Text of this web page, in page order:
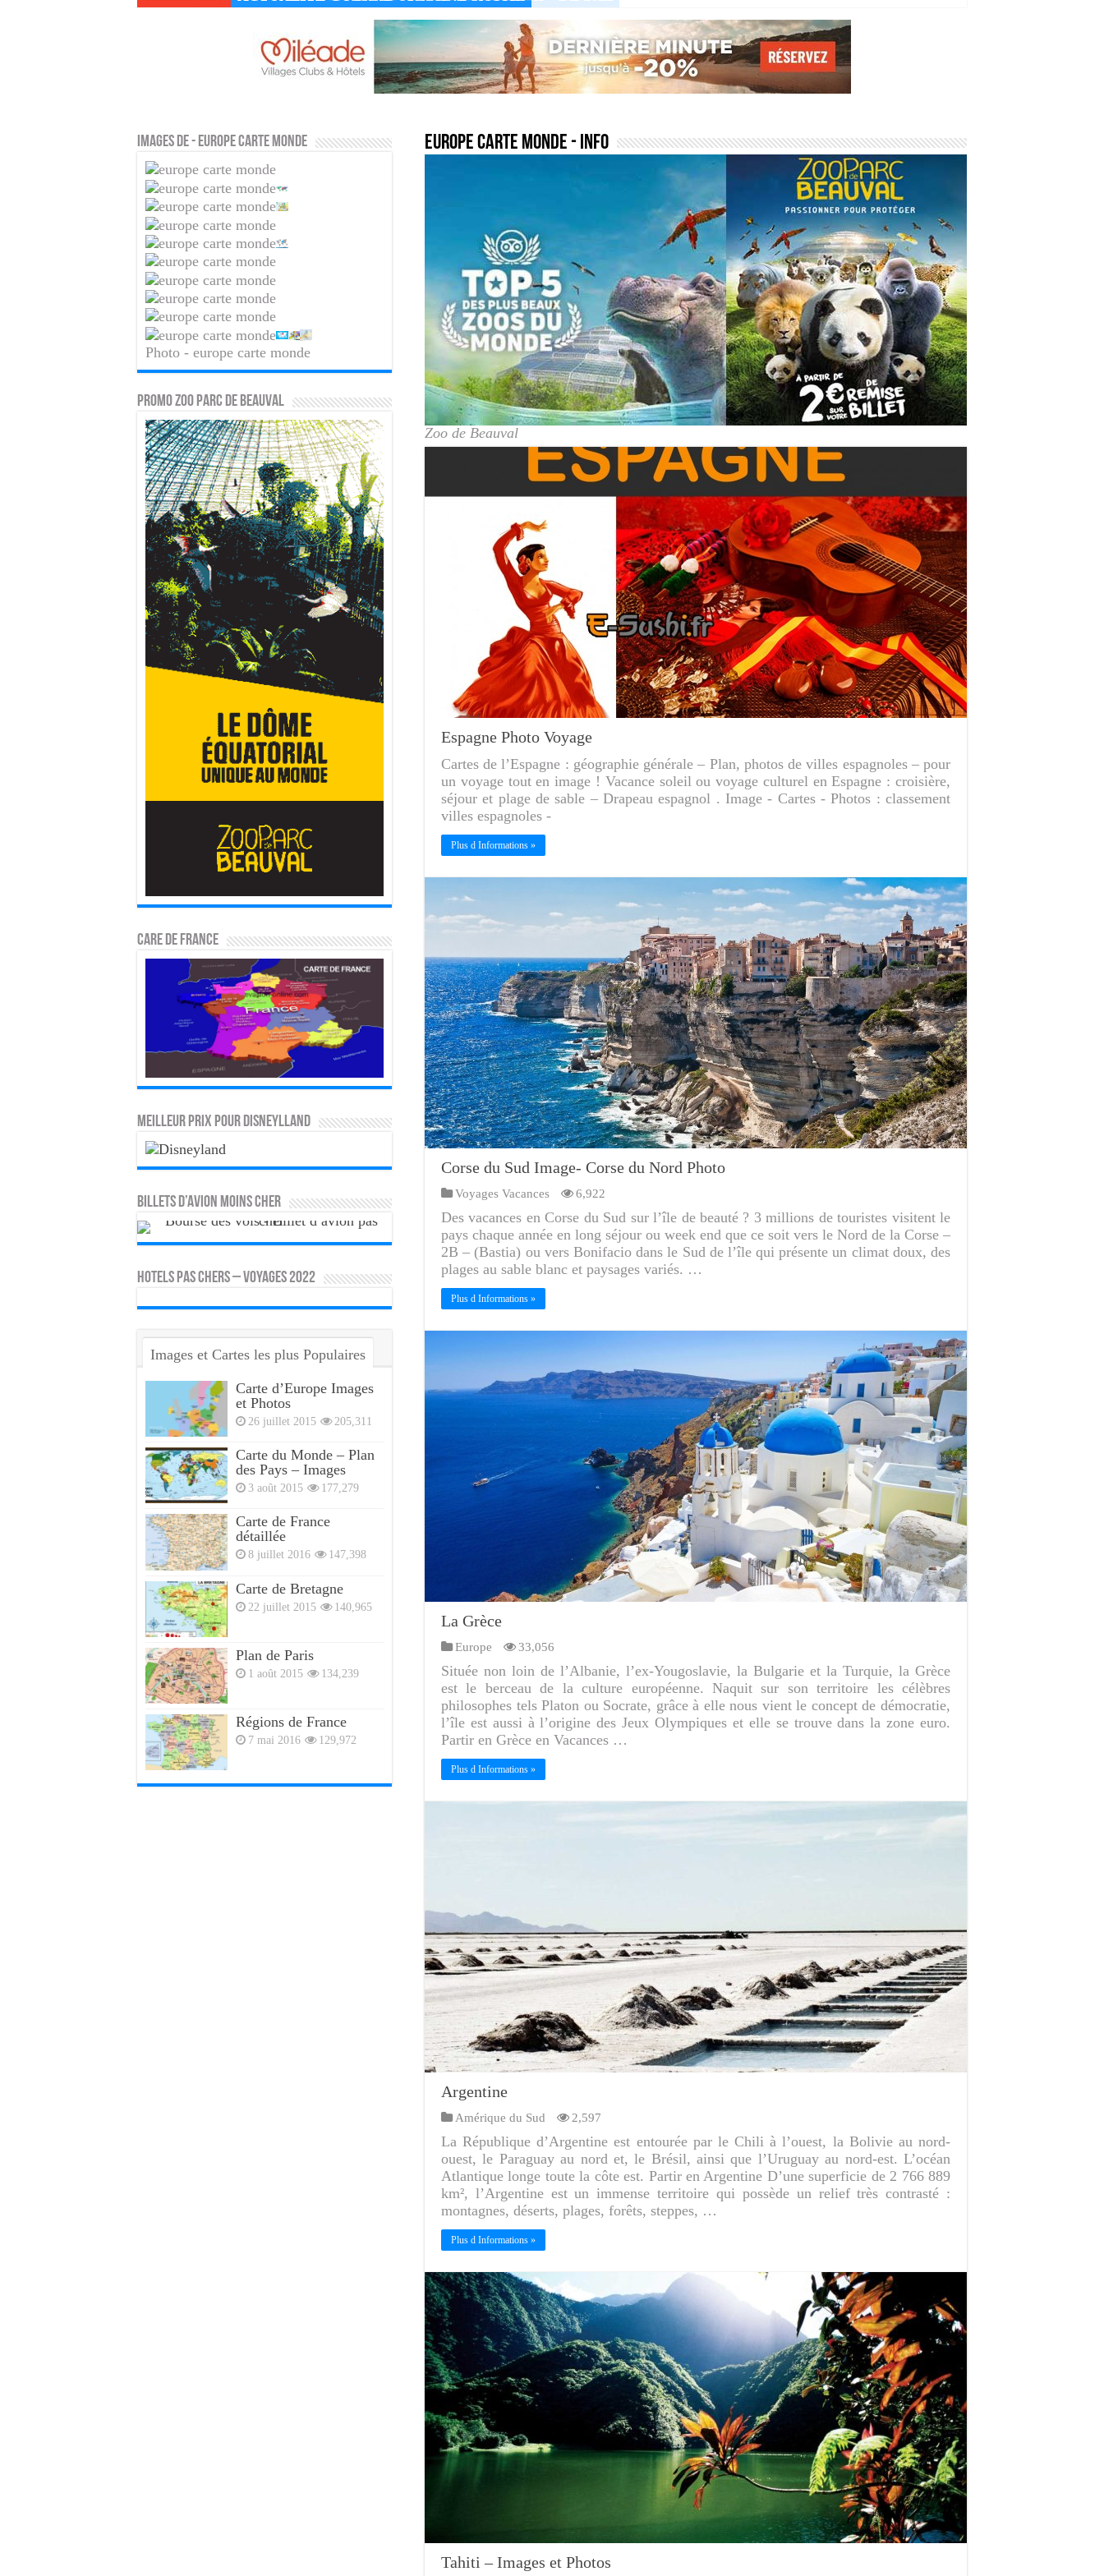
europe carte monde - Info
Zoo de Beauval
Espagne Photo Voyage
Cartes de l’Espagne : géographie générale – Plan, photos de villes espagnoles – pour
un voyage tout en image ! Vacance soleil ou voyage culturel en Espagne : croisière,
séjour et plage de sable – Drapeau espagnol . Image - Cartes - Photos : classement
villes espagnoles -
Plus d Informations »
Corse du Sud Image- Corse du Nord Photo
Voyages Vacances 6,922
Des vacances en Corse du Sud sur l’île de beauté ? 3 millions de touristes visitent le
pays chaque année en long séjour ou week end que ce soit vers le Nord de la Corse –
2B – (Bastia) ou vers Bonifacio dans le Sud de l’île qui présente un climat doux, des
plages au sable blanc et paysages variés. …
Plus d Informations »
La Grèce
Europe 33,056
Située non loin de l’Albanie, l’ex-Yougoslavie, la Bulgarie et la Turquie, la Grèce
est le berceau de la culture européenne. Naquit sur son territoire les célèbres
philosophes tels Platon ou Socrate, grâce à elle nous vient le concept de démocratie,
l’île est aussi à l’origine des Jeux Olympiques et elle se trouve dans la zone euro.
Partir en Grèce en Vacances …
Plus d Informations »
Argentine
Amérique du Sud 2,597
La République d’Argentine est entourée par le Chili à l’ouest, la Bolivie au nord-
ouest, le Paraguay au nord et, le Brésil, ainsi que l’Uruguay au nord-est. L’océan
Atlantique longe toute la côte est. Partir en Argentine D’une superficie de 2 766 889
km², l’Argentine est un immense territoire qui possède un relief très contrasté :
montagnes, déserts, plages, forêts, steppes, …
Plus d Informations »
Tahiti – Images et Photos
Images de - europe carte monde
Photo - europe carte monde
PROMO ZOO PARC DE BEAUVAL
CARE DE FRANCE
MEILLEUR PRIX POUR DISNEYLLAND
Billets d’avion moins cher
HOTELS PAS CHERS – VOYAGES 2022
Images et Cartes les plus Populaires
Carte d’Europe Images
et Photos
26 juillet 2015 205,311
Carte du Monde – Plan
des Pays – Images
3 août 2015 177,279
Carte de France
détaillée
8 juillet 2016 147,398
Carte de Bretagne
22 juillet 2015 140,965
Plan de Paris
1 août 2015 134,239
Régions de France
7 mai 2016 129,972